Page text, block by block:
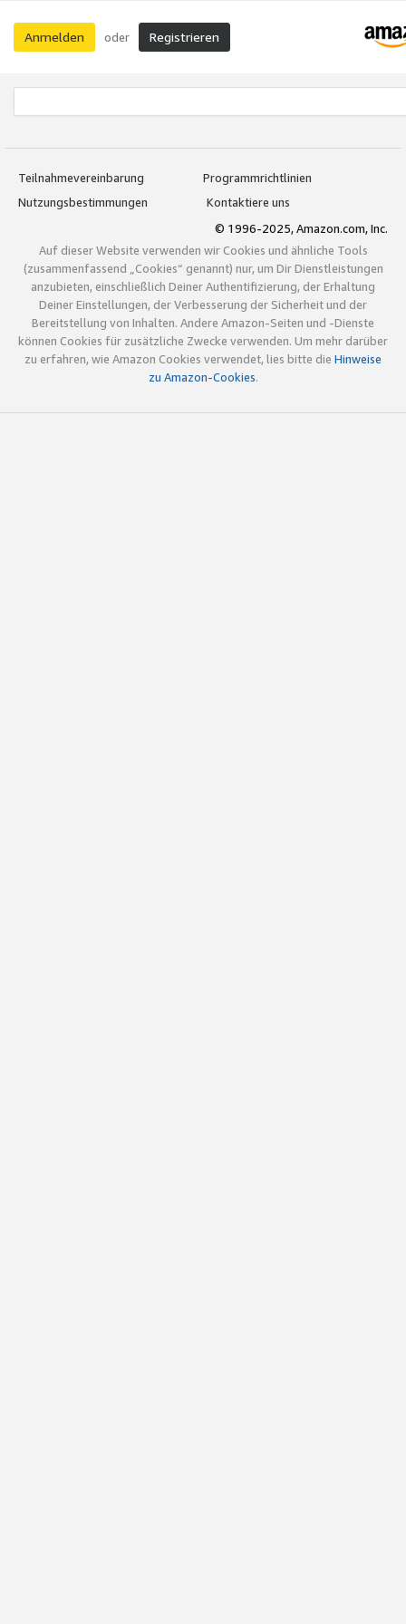
Anmelden oder Registrieren
Teilnahmevereinbarung
Programmrichtlinien
Nutzungsbestimmungen
Kontaktiere uns
© 1996-2025, Amazon.com, Inc.
Auf dieser Website verwenden wir Cookies und ähnliche Tools
(zusammenfassend „Cookies“ genannt) nur, um Dir Dienstleistungen
anzubieten, einschließlich Deiner Authentifizierung, der Erhaltung
Deiner Einstellungen, der Verbesserung der Sicherheit und der
Bereitstellung von Inhalten. Andere Amazon-Seiten und -Dienste
können Cookies für zusätzliche Zwecke verwenden. Um mehr darüber
zu erfahren, wie Amazon Cookies verwendet, lies bitte die Hinweise
zu Amazon-Cookies.